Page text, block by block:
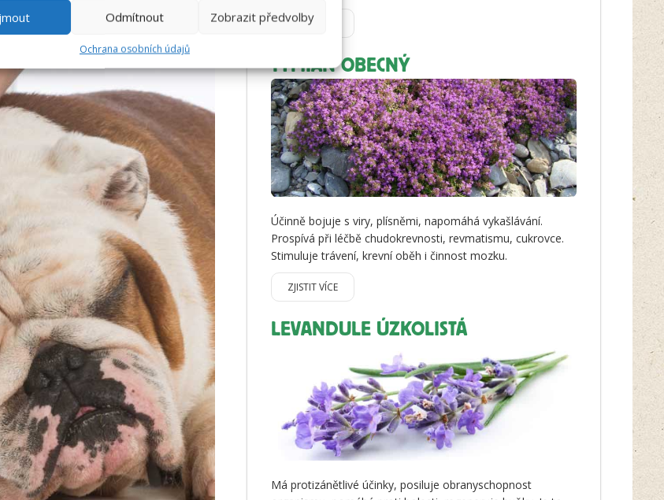
Odmítnout Zobrazit předvolby
Ochrana osobních údajů
ZJISTIT VÍCE
TYMIÁN OBECNÝ
Účinně bojuje s viry, plísněmi, napomáhá vykašlávání.
Prospívá při léčbě chudokrevnosti, revmatismu, cukrovce.
Stimuluje trávení, krevní oběh i činnost mozku.
ZJISTIT VÍCE
LEVANDULE ÚZKOLISTÁ
Má protizánětlivé účinky, posiluje obranyschopnost